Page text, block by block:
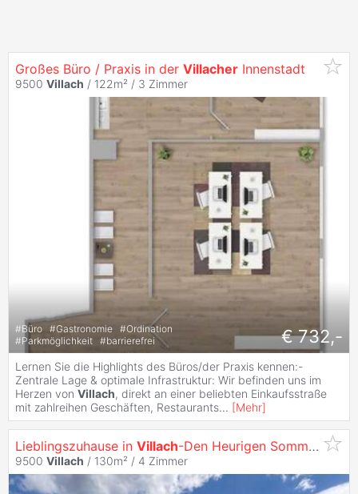
Großes Büro / Praxis in der Villacher Innenstadt
9500 Villach / 122m² / 3 Zimmer
#Büro #Gastronomie #Ordination
#Parkmöglichkeit #barrierefrei € 732,-
Lernen Sie die Highlights des Büros/der Praxis kennen:-
Zentrale Lage & optimale Infrastruktur: Wir befinden uns im
Herzen von Villach, direkt an einer beliebten Einkaufsstraße
mit zahlreihen Geschäften, Restaurants... [Mehr]
Lieblingszuhause in Villach-Den Heurigen Sommer in den Eigenen Pool Hüpfen!
9500 Villach / 130m² / 4 Zimmer